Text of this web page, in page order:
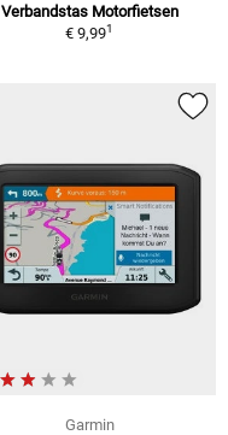
Verbandstas Motorfietsen
€ 9,991
Garmin